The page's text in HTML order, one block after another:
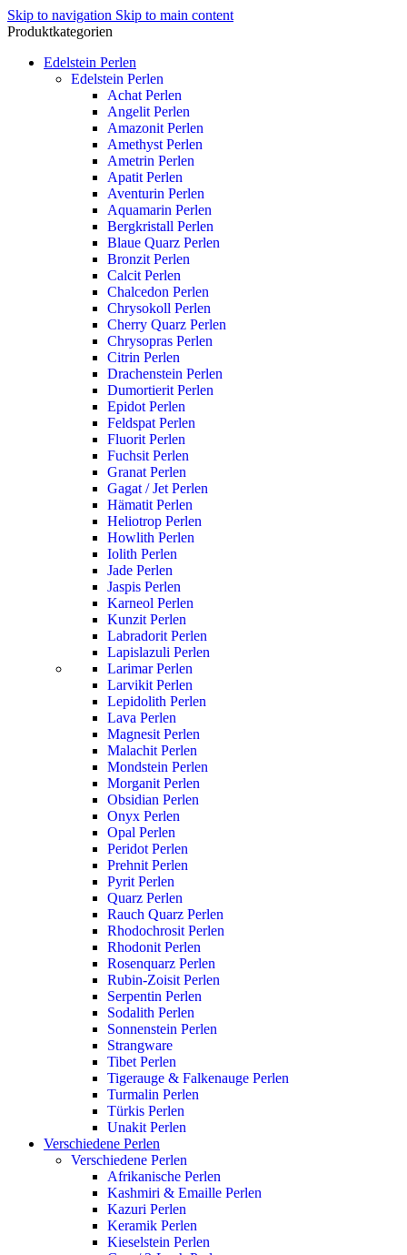
Skip to navigation Skip to main content
Produktkategorien
Edelstein Perlen
Edelstein Perlen
Achat Perlen
Angelit Perlen
Amazonit Perlen
Amethyst Perlen
Ametrin Perlen
Apatit Perlen
Aventurin Perlen
Aquamarin Perlen
Bergkristall Perlen
Blaue Quarz Perlen
Bronzit Perlen
Calcit Perlen
Chalcedon Perlen
Chrysokoll Perlen
Cherry Quarz Perlen
Chrysopras Perlen
Citrin Perlen
Drachenstein Perlen
Dumortierit Perlen
Epidot Perlen
Feldspat Perlen
Fluorit Perlen
Fuchsit Perlen
Granat Perlen
Gagat / Jet Perlen
Hämatit Perlen
Heliotrop Perlen
Howlith Perlen
Iolith Perlen
Jade Perlen
Jaspis Perlen
Karneol Perlen
Kunzit Perlen
Labradorit Perlen
Lapislazuli Perlen
Larimar Perlen
Larvikit Perlen
Lepidolith Perlen
Lava Perlen
Magnesit Perlen
Malachit Perlen
Mondstein Perlen
Morganit Perlen
Obsidian Perlen
Onyx Perlen
Opal Perlen
Peridot Perlen
Prehnit Perlen
Pyrit Perlen
Quarz Perlen
Rauch Quarz Perlen
Rhodochrosit Perlen
Rhodonit Perlen
Rosenquarz Perlen
Rubin-Zoisit Perlen
Serpentin Perlen
Sodalith Perlen
Sonnenstein Perlen
Strangware
Tibet Perlen
Tigerauge & Falkenauge Perlen
Turmalin Perlen
Türkis Perlen
Unakit Perlen
Verschiedene Perlen
Verschiedene Perlen
Afrikanische Perlen
Kashmiri & Emaille Perlen
Kazuri Perlen
Keramik Perlen
Kieselstein Perlen